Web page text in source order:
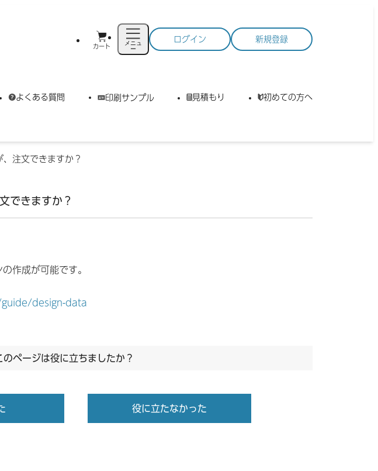
カート
メニュ
ー
ログイン 新規登録
よくある質問 印刷サンプル 見積もり 初めての方へ
注文できますか？
できますか？
作成が可能です。
design-data
のページは役に立ちましたか？
役に立たなかった